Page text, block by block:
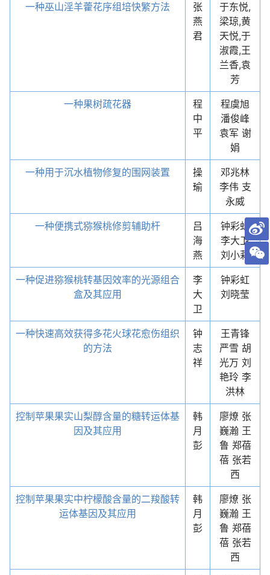
一种巫山淫羊藿花序组培快繁方法
张
燕
君
于东悦,
梁琼,黄
天悦,于
淑霞,王
兰香,袁
芳
一种果树疏花器
程
中
平
程虞旭
潘俊峰
袁军 谢
娟
一种用于沉水植物修复的围网装置
操
瑜
邓兆林
李伟 支
永威
一种便携式猕猴桃修剪辅助杆
吕
海
燕
钟彩虹
李大卫
刘小莉
一种促进猕猴桃转基因效率的光源组合
盒及其应用
李
大
卫
钟彩虹
刘晓莹
一种快速高效获得多花火球花愈伤组织
的方法
钟
志
祥
王青锋
严雪 胡
光万 刘
艳玲 李
洪林
控制苹果果实山梨醇含量的糖转运体基
因及其应用
韩
月
彭
廖燎 张
巍瀚 王
鲁 郑蓓
蓓 张若
西
控制苹果果实中柠檬酸含量的二羧酸转
运体基因及其应用
韩
月
彭
廖燎 张
巍瀚 王
鲁 郑蓓
蓓 张若
西